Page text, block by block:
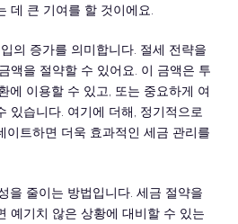
데 큰 기여를 할 것이에요.
의 증가를 의미합니다. 절세 전략을
액을 절약할 수 있어요. 이 금액은 투
에 이용할 수 있고, 또는 중요하게 여
있습니다. 여기에 더해, 정기적으로
이트하면 더욱 효과적인 세금 관리를
을 줄이는 방법입니다. 세금 절약을
예기치 않은 상황에 대비할 수 있는